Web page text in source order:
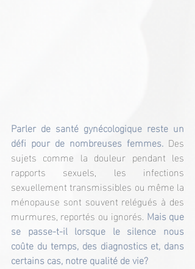
Parler de santé gynécologique reste un
défi pour de nombreuses femmes. Des
sujets comme la douleur pendant les
rapports sexuels, les infections
sexuellement transmissibles ou même la
ménopause sont souvent relégués à des
murmures, reportés ou ignorés. Mais que
se passe-t-il lorsque le silence nous
coûte du temps, des diagnostics et, dans
certains cas, notre qualité de vie?